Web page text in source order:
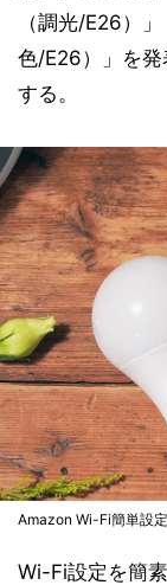
（調光/E26）
色/E26）」を
する。
Amazon Wi-Fi簡単設
Wi-Fi設定を簡